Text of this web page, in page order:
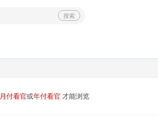
搜索
月付看官或年付看官 才能浏览